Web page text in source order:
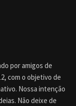
por amigos de
com o objetivo de
Nossa intenção
Não deixe de